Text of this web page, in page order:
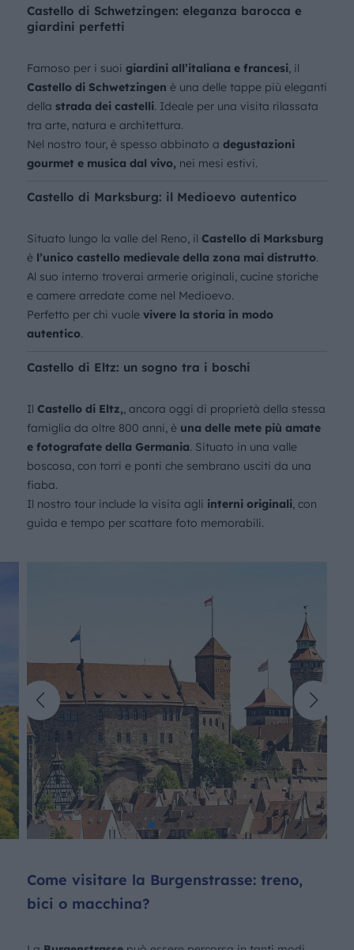
Castello di Schwetzingen: eleganza barocca e
giardini perfetti
Famoso per i suoi giardini all’italiana e francesi, il
Castello di Schwetzingen è una delle tappe più eleganti
della strada dei castelli. Ideale per una visita rilassata
tra arte, natura e architettura.
Nel nostro tour, è spesso abbinato a degustazioni
gourmet e musica dal vivo, nei mesi estivi.
Castello di Marksburg: il Medioevo autentico
Situato lungo la valle del Reno, il Castello di Marksburg
è l’unico castello medievale della zona mai distrutto.
Al suo interno troverai armerie originali, cucine storiche
e camere arredate come nel Medioevo.
Perfetto per chi vuole vivere la storia in modo
autentico.
Castello di Eltz: un sogno tra i boschi
Il Castello di Eltz,, ancora oggi di proprietà della stessa
famiglia da oltre 800 anni, è una delle mete più amate
e fotografate della Germania. Situato in una valle
boscosa, con torri e ponti che sembrano usciti da una
fiaba.
Il nostro tour include la visita agli interni originali, con
guida e tempo per scattare foto memorabili.
Come visitare la Burgenstrasse: treno,
bici o macchina?